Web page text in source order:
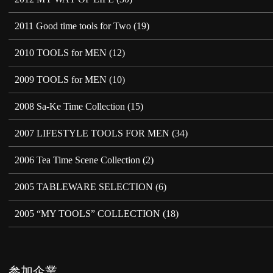
2011 Good time tools for Two (19)
2010 TOOLS for MEN (12)
2009 TOOLS for MEN (10)
2008 Sa-Ke Time Collection (15)
2007 LIFESTYLE TOOLS FOR MEN (34)
2006 Tea Time Scene Collection (2)
2005 TABLEWARE SELECTION (6)
2005 “MY TOOLS” COLLECTION (18)